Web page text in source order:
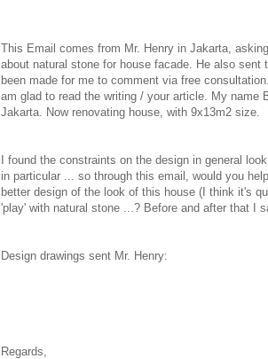
This Email comes from Mr. Henry in Jakarta,
about natural stone for house facade. He also sent
been made for me to comment via free
am glad to read the writing / your article. My name
Jakarta. Now renovating house, with 9x13m2 size.
I found the constraints on the design in general
in particular ... so through this email, would you
better design of the look of this house (I think it's
'play' with natural stone ...? Before and after that I
Design drawings sent Mr. Henry:
Regards,